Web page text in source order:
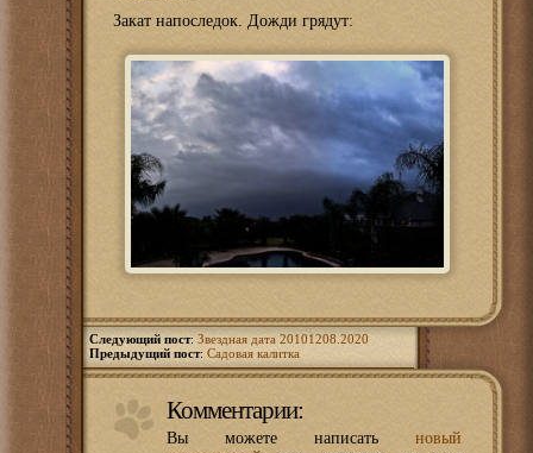
Закат напоследок. Дожди грядут:
Следующий пост: Звездная дата 20101208.2020
Предыдущий пост: Садовая калитка
Комментарии:
Вы можете написать новый